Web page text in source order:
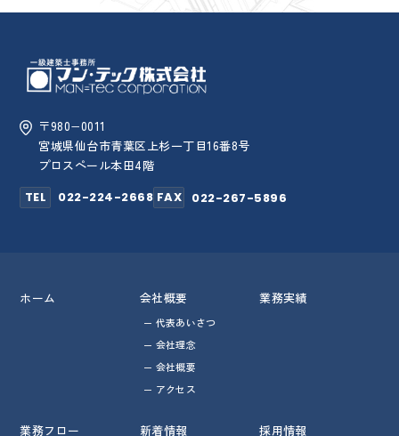
〒980−0011
宮城県仙台市青葉区上杉一丁目16番8号
プロスペール本田4階
TEL
022-224-2668 FAX 022-267-5896
ホーム 会社概要
代表あいさつ
会社理念
会社概要
アクセス
業務実績
業務フロー 新着情報 採用情報